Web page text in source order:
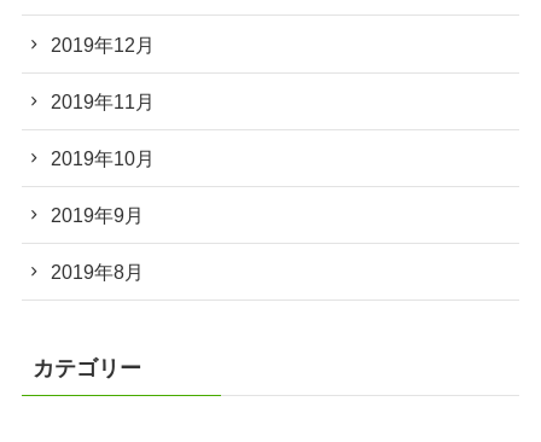
2019年12月
2019年11月
2019年10月
2019年9月
2019年8月
カテゴリー